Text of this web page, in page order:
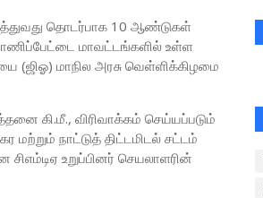
தொடர்பாக 10 ஆண்டுகள்
மாவட்டங்களில் உள்ள
(ஜிஓ) மாநில அரசு வெள்ளிக்கிழமை
கி.மீ., விரிவாக்கம் செய்யப்படும்
மற்றும் நாட்டுத் திட்டமிடல் சட்டம்
சிஎம்டிஏ உறுப்பினர் செயலாளரின்